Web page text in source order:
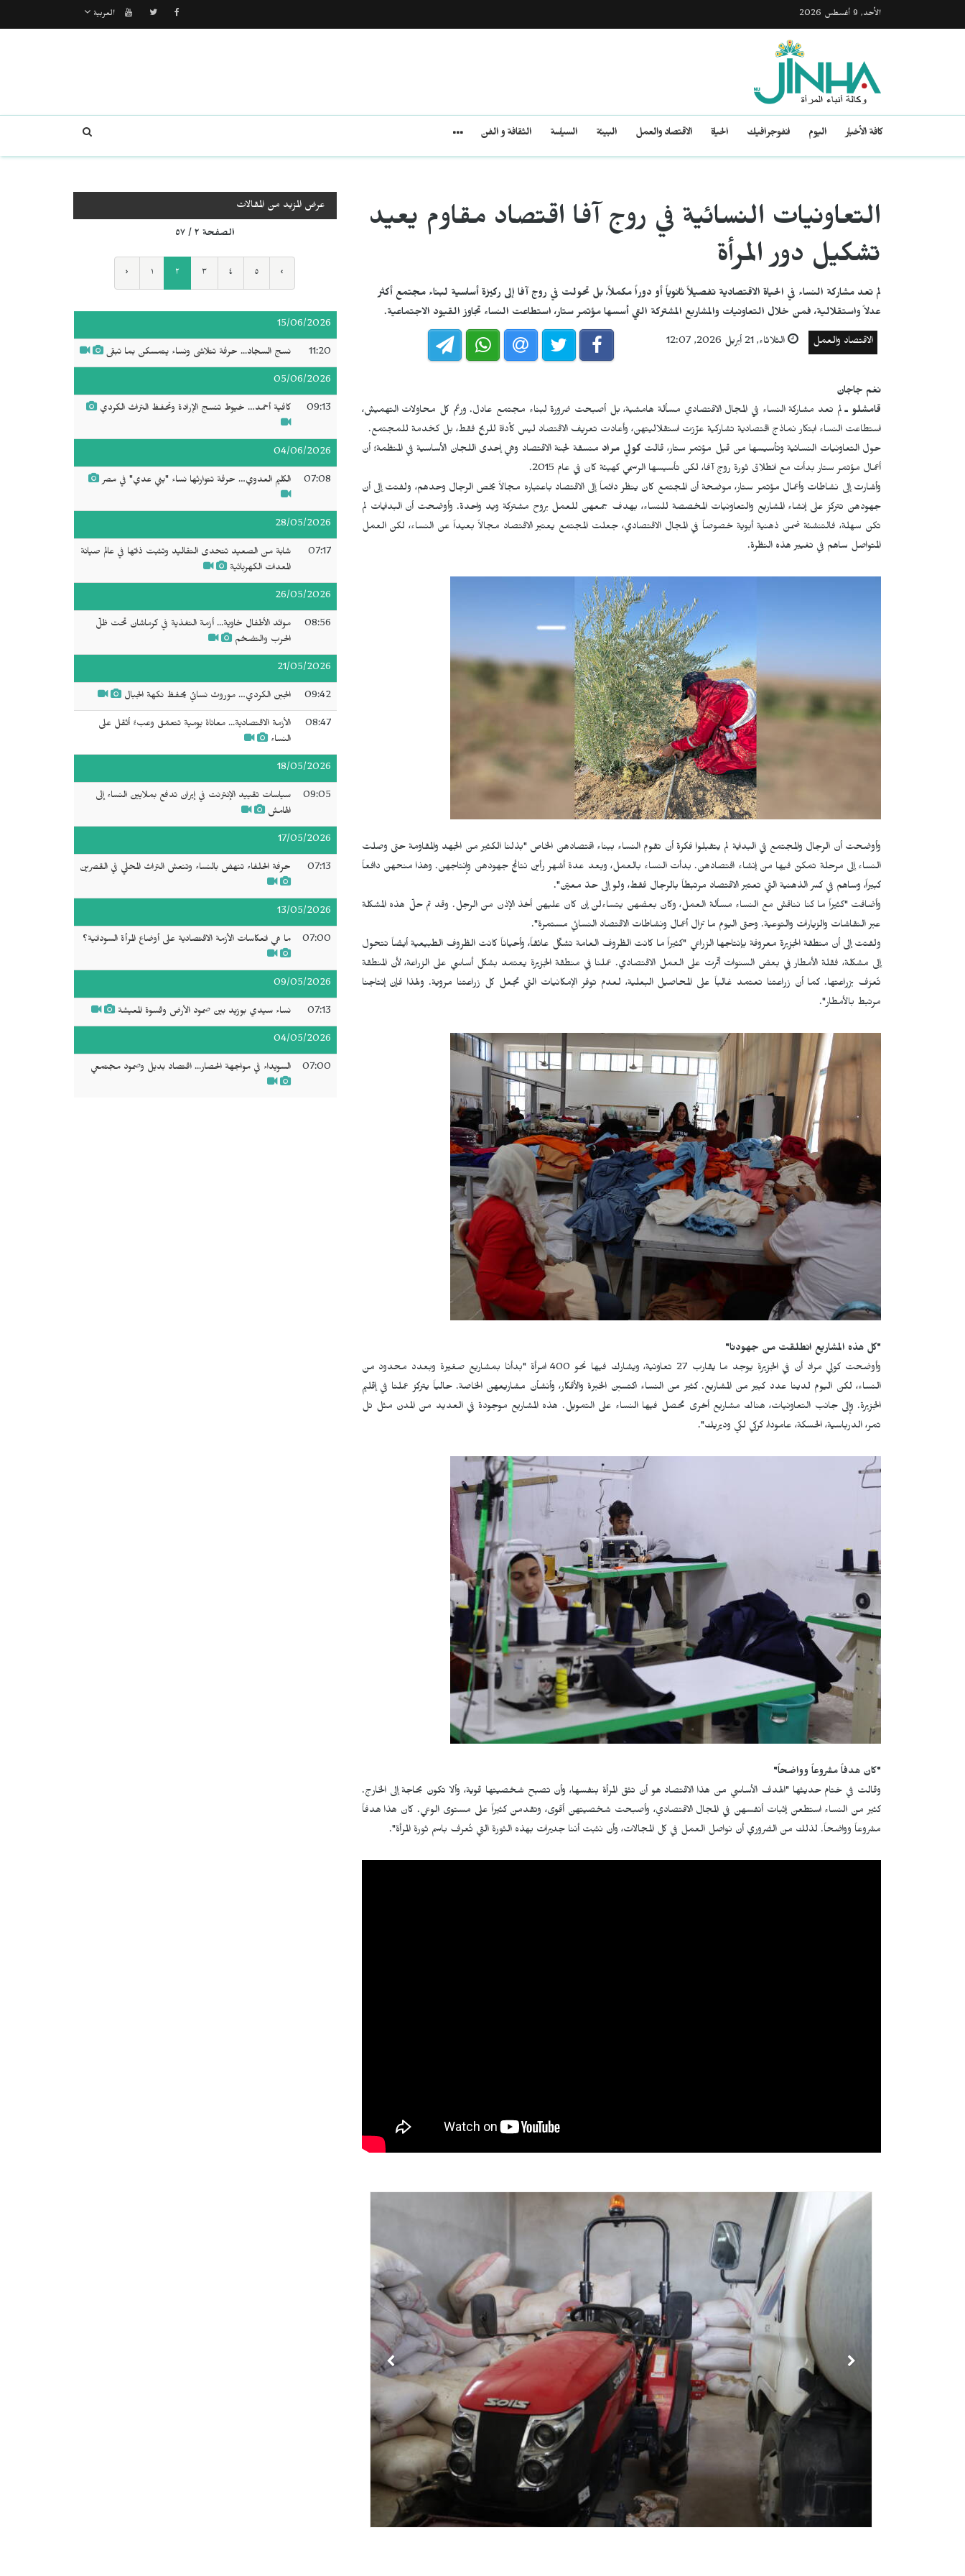
الأحد, 9 أغسطس 2026 العربية
كافة الأخبار اليوم انفوجرافيك الحياة الاقتصاد والعمل البيئة السياسة الثقافة و الفن
التعاونيات النسائية في روج آفا اقتصاد مقاوم يعيد
تشكيل دور المرأة
لم تعد مشاركة النساء في الحياة الاقتصادية تفصيلاً ثانوياً أو دوراً مكملاً، بل تحولت في روج آفا إلى ركيزة أساسية لبناء مجتمع أكثر
عدلاً واستقلالية، فمن خلال التعاونيات والمشاريع المشتركة التي أسسها مؤتمر ستار، استطاعت النساء تجاوز القيود الاجتماعية.
الاقتصاد والعمل الثلاثاء, 21 أبريل 2026, 12:07
نغم جاجان
قامشلو ـلم تعد مشاركة النساء في المجال الاقتصادي مسألة هامشية، بل أصبحت ضرورة لبناء مجتمع عادل. ورغم كل محاولات التهميش،
استطاعت النساء ابتكار نماذج اقتصادية تشاركية عزّزت استقلاليتهن، وأعادت تعريف الاقتصاد ليس كأداة للربح فقط، بل كخدمة للمجتمع.
حول التعاونيات النسائية وتأسيسها من قبل مؤتمر ستار، قالت كولي مراد منسقة لجنة الاقتصاد وهي إحدى اللجان الأساسية في المنظمة؛ أن
أعمال مؤتمر ستار بدأت مع انطلاق ثورة روج آفا، لكن تأسيسها الرسمي كهيئة كان في عام 2015.
وأشارت إلى نشاطات وأعمال مؤتمر ستار، موضحة أن المجتمع كان ينظر دائماً إلى الاقتصاد باعتباره مجالاً يخص الرجال وحدهم، ولفتت إلى أن
جهودهن تتركز على إنشاء المشاريع والتعاونيات المخصصة للنساء، بهدف جمعهن للعمل بروح مشتركة ويد واحدة. وأوضحت أن البدايات لم
تكن سهلة، فالتنشئة ضمن ذهنية أبوية خصوصاً في المجال الاقتصادي، جعلت المجتمع يعتبر الاقتصاد مجالاً بعيداً عن النساء، لكن العمل
المتواصل ساهم في تغيير هذه النظرة.
وأوضحت أن الرجال والمجتمع في البداية لم يتقبلوا فكرة أن تقوم النساء ببناء اقتصادهن الخاص "بذلنا الكثير من الجهد والمقاومة حتى وصلت
النساء إلى مرحلة تمكنّ فيها من إنشاء اقتصادهن. بدأت النساء بالعمل، وبعد عدة أشهر رأين نتائج جهودهن وإنتاجهن. وهذا منحهن دافعاً
كبيراً، وساهم في كسر الذهنية التي تعتبر الاقتصاد مرتبطاً بالرجال فقط، ولو إلى حدّ معيّن".
وأضافت "كثيراً ما كنا نناقش مع النساء مسألة العمل، وكان بعضهن يتساءلن إن كان عليهن أخذ الإذن من الرجل. وقد تم حلّ هذه المشكلة
عبر النقاشات والزيارات والتوعية. وحتى اليوم ما تزال أعمال ونشاطات الاقتصاد النسائي مستمرة".
ولفتت إلى أن منطقة الجزيرة معروفة بإنتاجها الزراعي "كثيراً ما كانت الظروف العامة تشكّل عائقاً، وأحياناً كانت الظروف الطبيعية أيضاً تتحول
إلى مشكلة، فقلة الأمطار في بعض السنوات أثّرت على العمل الاقتصادي. عملنا في منطقة الجزيرة يعتمد بشكل أساسي على الزراعة، لأن المنطقة
تُعرَف بزراعتها. كما أن زراعتنا تعتمد غالباً على المحاصيل البعلية، لعدم توفر الإمكانيات التي تجعل كل زراعتنا مروية. ولهذا فإن إنتاجنا
مرتبط بالأمطار".
"كل هذه المشاريع انطلقت من جهودنا"
وأوضحت كولي مراد أن في الجزيرة يوجد ما يقارب 27 تعاونية، ويشارك فيها نحو 400 امرأة "بدأنا بمشاريع صغيرة وبعدد محدود من
النساء، لكن اليوم لدينا عدد كبير من المشاريع. كثير من النساء اكتسبن الخبرة والأفكار، وأنشأن مشاريعهن الخاصة. حالياً يتركز عملنا في إقليم
الجزيرة. وإلى جانب التعاونيات، هناك مشاريع أخرى تحصل فيها النساء على التمويل. هذه المشاريع موجودة في العديد من المدن مثل تل
تمر، الدرباسية، الحسكة، عامودا، كركي لكي وديريك".
"كان هدفاً مشروعاً وواضحاً"
وقالت في ختام حديثها "الهدف الأساسي من هذا الاقتصاد هو أن تثق المرأة بنفسها، وأن تصبح شخصيتها قوية، وألا تكون بحاجة إلى الخارج.
كثير من النساء استطعن إثبات أنفسهن في المجال الاقتصادي، وأصبحت شخصيتهن أقوى، وتقدمن كثيراً على مستوى الوعي. كان هذا هدفاً
مشروعاً وواضحاً. لذلك من الضروري أن نواصل العمل في كل المجالات، وأن نثبت أننا جديرات بهذه الثورة التي تُعرف باسم ثورة المرأة".
عرض المزيد من المقالات
الصفحة ٢ / ٥٧
‹ ١ ٢ ٣ ٤ ٥ ›
15/06/2026
11:20 نسج السجاد... حرفة تتلاشى ونساء يتمسكن بما تبقى
05/06/2026
09:13 كافية أحمد… خيوط تنسج الإرادة وتحفظ التراث الكردي
04/06/2026
07:08 الكليم العدوي… حرفة تتوارثها نساء "بني عدي" في مصر
28/05/2026
07:17
شابة من الصعيد تتحدى التقاليد وتثبت ذاتها في عالم صيانة
المعدات الكهربائية
26/05/2026
08:56
موائد الأطفال خاوية... أزمة التغذية في كرماشان تحت ظلّ
الحرب والتضخم
21/05/2026
09:42 الجبن الكردي… موروث نسائي يحفظ نكهة الجبال
08:47
الأزمة الاقتصادية... معاناة يومية تتعمّق وعبءٌ أثقل على
النساء
18/05/2026
09:05
سياسات تقييد الإنترنت في إيران تدفع بملايين النساء إلى
الهامش
17/05/2026
07:13 حرفة الحلفاء تنهض بالنساء وتنعش التراث المحلي في القصرين
13/05/2026
07:00 ما هي انعكاسات الأزمة الاقتصادية على أوضاع المرأة السودانية؟
09/05/2026
07:13 نساء سيدي بوزيد بين صمود الأرض وقسوة المعيشة
04/05/2026
07:00 السويداء في مواجهة الحصار... اقتصاد بديل وصمود مجتمعي